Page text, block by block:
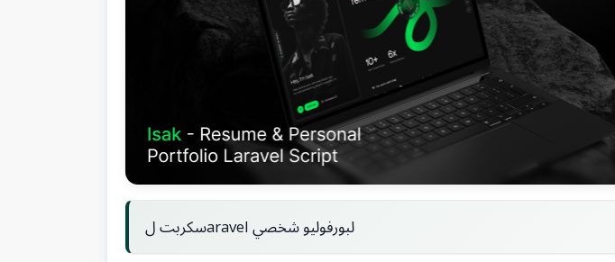
سكربت لaravel لبورفوليو شخصي